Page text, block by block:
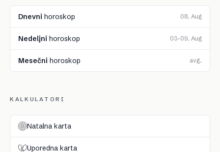
Dnevni horoskop 08. Aug
Nedeljni horoskop 03–09. Aug
Mesečni horoskop avg.
KALKULATORI
Natalna karta
Uporedna karta